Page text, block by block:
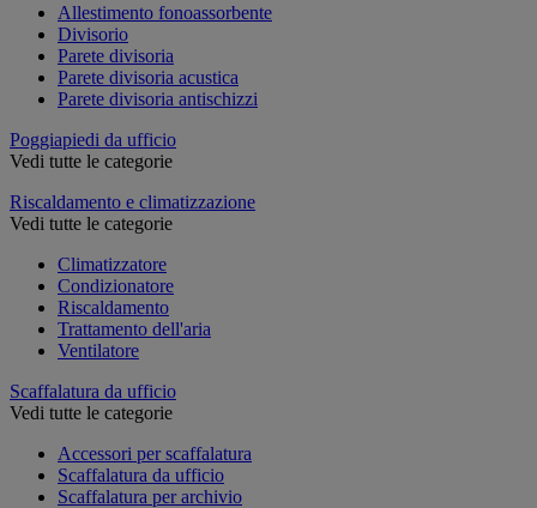
Allestimento fonoassorbente
Divisorio
Parete divisoria
Parete divisoria acustica
Parete divisoria antischizzi
Poggiapiedi da ufficio
Vedi tutte le categorie
Riscaldamento e climatizzazione
Vedi tutte le categorie
Climatizzatore
Condizionatore
Riscaldamento
Trattamento dell'aria
Ventilatore
Scaffalatura da ufficio
Vedi tutte le categorie
Accessori per scaffalatura
Scaffalatura da ufficio
Scaffalatura per archivio